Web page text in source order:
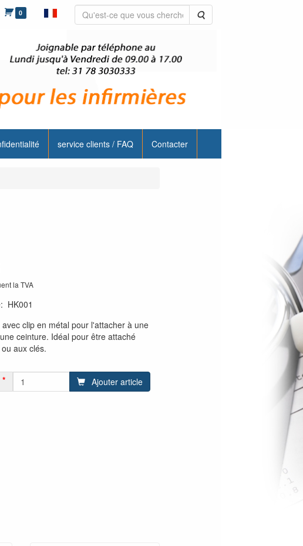
0 Rechercher
service clients / FAQ Contacter
la TVA
: HK001
clip en métal pour l'attacher à une
ceinture. Idéal pour être attaché
aux clés.
Ajouter article